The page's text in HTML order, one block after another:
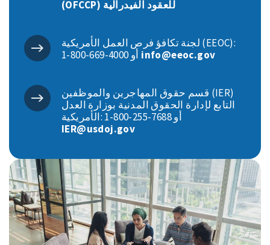
للعقود الفيدرالية (OFCCP)
لجنة تكافؤ فرص العمل الأمريكية (EEOC):
info@eeoc.gov
قسم حقوق المهاجرين والموظفين (IER)
التابع لإدارة الحقوق المدنية بوزارة العدل
الأمريكية: ‎1-800-255-7688 أو
IER@usdoj.gov